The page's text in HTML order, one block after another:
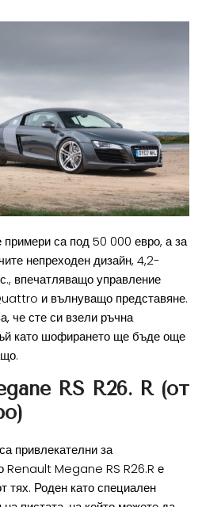
примери са под 50 000 евро, а за
непреходен дизайн, 4,2-
впечатляващо управление
и вълнуващо представяне.
че сте си взели ръчна
като шофирането ще бъде още
RS R26. R (от
привлекателни за
Renault Megane RS R26.R е
тях. Роден като специален